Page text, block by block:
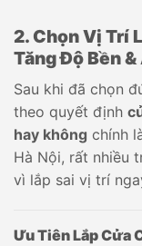
2. Chọn Vị Trí
Tăng Độ Bền &
Sau khi đã chọn
theo quyết định
hay không chính
Hà Nội, rất nhiều
vì lắp sai vị trí
Ưu Tiên Lắp Cửa